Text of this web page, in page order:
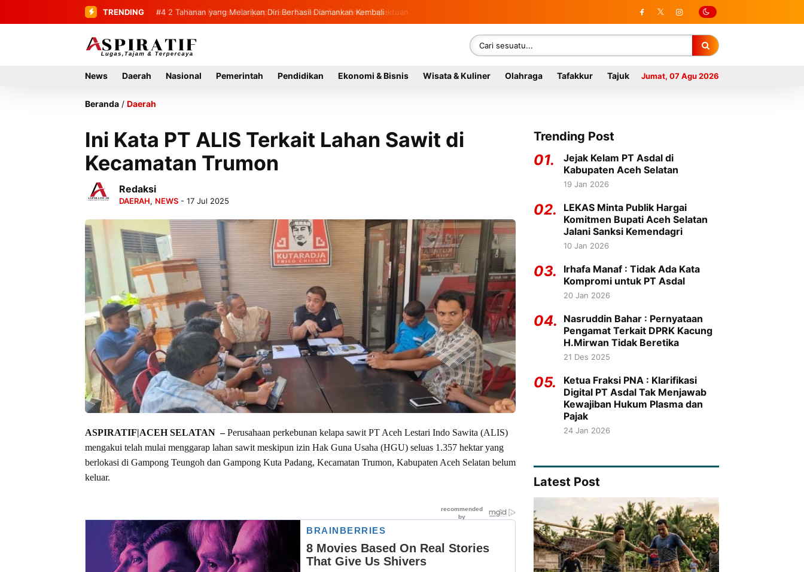
TRENDING #4 2 Tahanan yang Melarikan Diri Berhasil Diamankan Kembali
News Daerah Nasional Pemerintah Pendidikan Ekonomi & Bisnis Wisata & Kuliner Olahraga Tafakkur Tajuk Jumat, 07 Agu 2026
Beranda / Daerah
Ini Kata PT ALIS Terkait Lahan Sawit di
Kecamatan Trumon
Redaksi
DAERAH, NEWS - 17 Jul 2025
ASPIRATIF|ACEH SELATAN –Perusahaan perkebunan kelapa sawit PT Aceh Lestari Indo Sawita (ALIS)
mengakui telah mulai menggarap lahan sawit meskipun izin Hak Guna Usaha (HGU) seluas 1.357 hektar yang
berlokasi di Gampong Teungoh dan Gampong Kuta Padang, Kecamatan Trumon, Kabupaten Aceh Selatan belum
keluar.
Trending Post
01.
Jejak Kelam PT Asdal di
Kabupaten Aceh Selatan
19 Jan 2026
02.
LEKAS Minta Publik Hargai
Komitmen Bupati Aceh Selatan
Jalani Sanksi Kemendagri
10 Jan 2026
03.
Irhafa Manaf : Tidak Ada Kata
Kompromi untuk PT Asdal
20 Jan 2026
04.
Nasruddin Bahar : Pernyataan
Pengamat Terkait DPRK Kacung
H.Mirwan Tidak Beretika
21 Des 2025
05.
Ketua Fraksi PNA : Klarifikasi
Digital PT Asdal Tak Menjawab
Kewajiban Hukum Plasma dan
Pajak
24 Jan 2026
Latest Post